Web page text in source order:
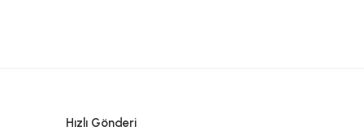
Hızlı Gönderi